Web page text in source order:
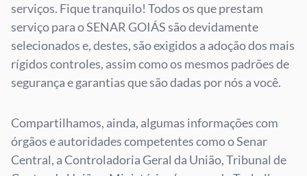
serviços. Fique tranquilo! Todos os que prestam
serviço para o SENAR GOIÁS são devidamente
selecionados e, destes, são exigidos a adoção dos mais
rígidos controles, assim como os mesmos padrões de
segurança e garantias que são dadas por nós a você.
Compartilhamos, ainda, algumas informações com
órgãos e autoridades competentes como o Senar
Central, a Controladoria Geral da União, Tribunal de